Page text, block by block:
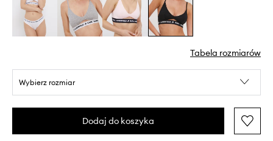
Tabela rozmiarów
Wybierz rozmiar
Dodaj do koszyka